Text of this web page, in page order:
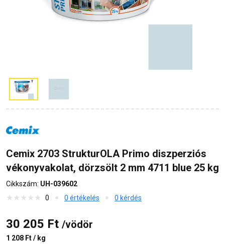
Cemix 2703 StrukturOLA Primo diszperziós
vékonyvakolat, dörzsölt 2 mm 4711 blue 25 kg
Cikkszám: UH-039602
0
0 értékelés 0 kérdés
30 205 Ft /vödör
1 208 Ft / kg